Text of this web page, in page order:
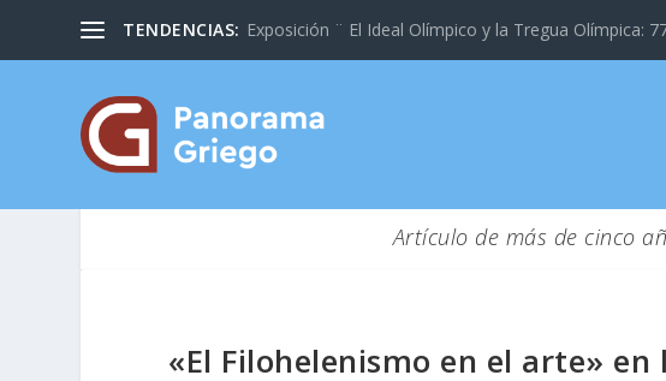
TENDENCIAS: Exposición ¨ El Ideal Olímpico y la Tregua Olímpica:
Artículo de más de cinco
«El Filohelenismo en el arte»